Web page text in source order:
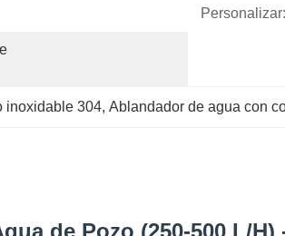
Personalizar:
inoxidable 304, Ablandador de agua con
de Pozo (250-500 L/